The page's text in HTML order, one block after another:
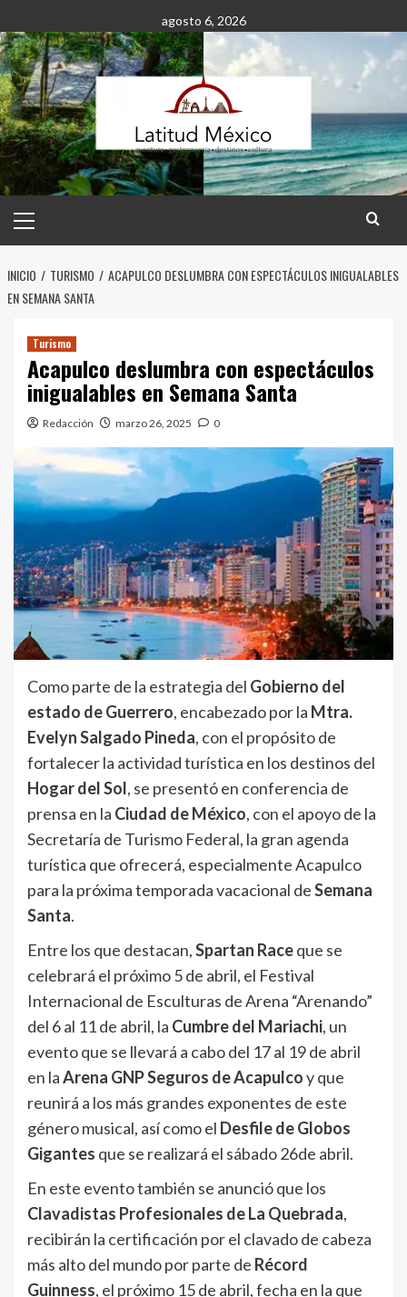
al
contenido
agosto 6, 2026
principal
INICIO TURISMO
ACAPULCO DESLUMBRA CON ESPECTÁCULOS INIGUALABLES
EN SEMANA SANTA
Turismo
Acapulco deslumbra con espectáculos
inigualables en Semana Santa
Redacción marzo 26, 2025 0
Como parte de la estrategia del Gobierno del
estado de Guerrero, encabezado por la Mtra.
Evelyn Salgado Pineda, con el propósito de
fortalecer la actividad turística en los destinos del
Hogar del Sol, se presentó en conferencia de
prensa en la Ciudad de México, con el apoyo de la
Secretaría de Turismo Federal, la gran agenda
turística que ofrecerá, especialmente Acapulco
para la próxima temporada vacacional deSemana
Santa.
Entre los que destacan,Spartan Raceque se
celebrará el próximo 5 de abril, el Festival
Internacional de Esculturas de Arena “Arenando”
del 6 al 11 de abril, la Cumbre del Mariachi, un
evento que se llevará a cabo del 17 al 19 de abril
en laArena GNP Seguros de Acapulcoy que
reunirá a los más grandes exponentes de este
género musical, así como el Desfile de Globos
Gigantes que se realizará el sábado 26de abril.
En este evento también se anunció que los
Clavadistas Profesionales de La Quebrada,
recibirán la certificación por el clavado de cabeza
más alto del mundo por parte de Récord
Guinness, el próximo 15 de abril, fecha en la que